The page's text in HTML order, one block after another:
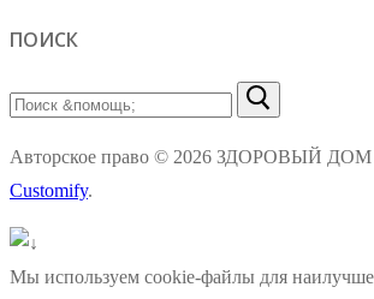
ПОИСК
Найти:
Авторское право © 2026 ЗДОРОВЫЙ
Customify.
Мы используем cookie-файлы для